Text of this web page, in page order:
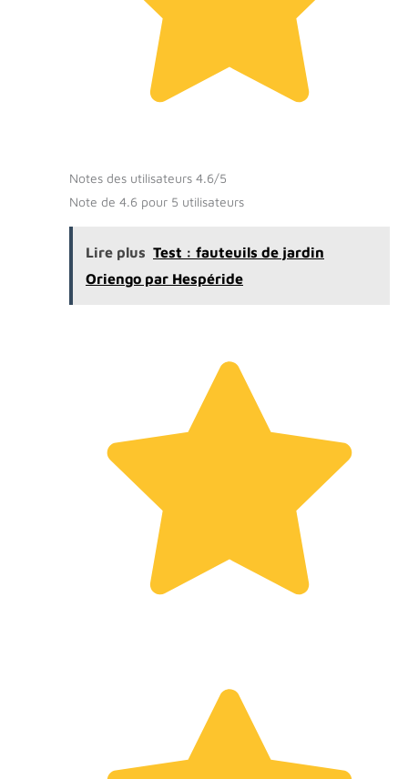
Notes des utilisateurs 4.6/5
Note de 4.6 pour 5 utilisateurs
Lire plus Test : fauteuils de jardin
Oriengo par Hespéride